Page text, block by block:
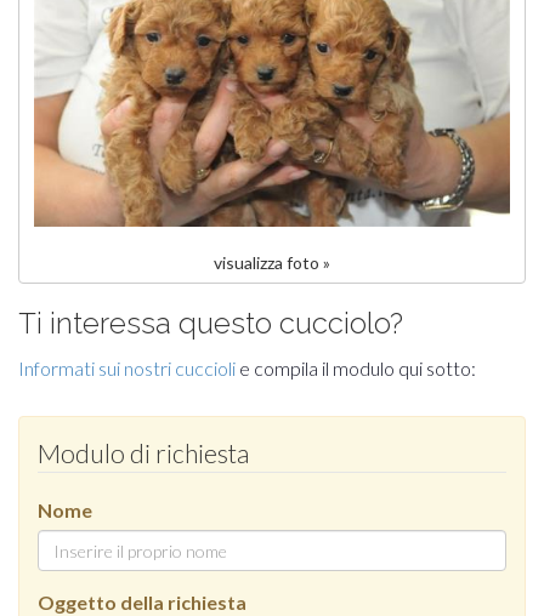
visualizza foto »
Ti interessa questo cucciolo?
Informati sui nostri cuccioli e compila il modulo qui sotto:
Modulo di richiesta
Nome
Oggetto della richiesta